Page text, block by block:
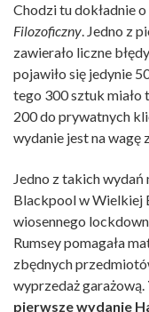
Chodzi tu dokładnie
Filozoficzny. Jedno z
zawierało liczne
pojawiło się jedynie
tego 300 sztuk miało
200 do prywatnych
wydanie jest na wagę
Jedno z takich wydań
Blackpool w Wielkiej
wiosennego
Rumsey pomagała
zbędnych
wyprzedaż garażową.
pierwsze wydanie